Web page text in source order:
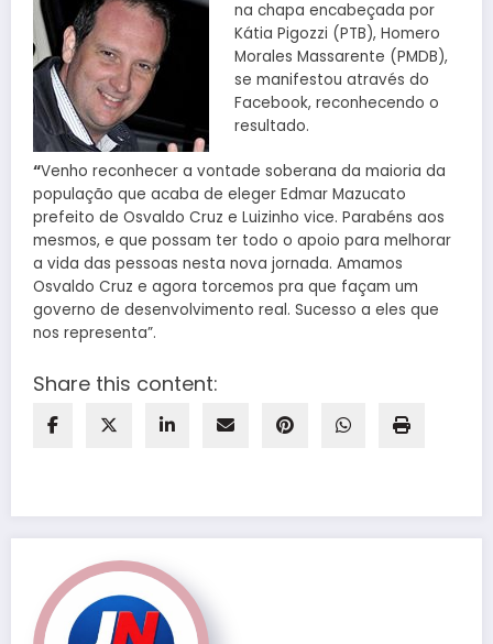
na chapa encabeçada por
Kátia Pigozzi (PTB), Homero
Morales Massarente (PMDB),
se manifestou através do
Facebook, reconhecendo o
resultado.
“Venho reconhecer a vontade soberana da maioria da
população que acaba de eleger Edmar Mazucato
prefeito de Osvaldo Cruz e Luizinho vice. Parabéns aos
mesmos, e que possam ter todo o apoio para melhorar
a vida das pessoas nesta nova jornada. Amamos
Osvaldo Cruz e agora torcemos pra que façam um
governo de desenvolvimento real. Sucesso a eles que
nos representa”.
Share this content: